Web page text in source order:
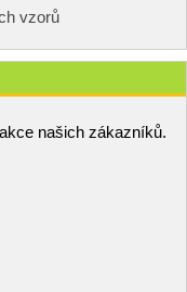
vzorů
našich zákazníků.